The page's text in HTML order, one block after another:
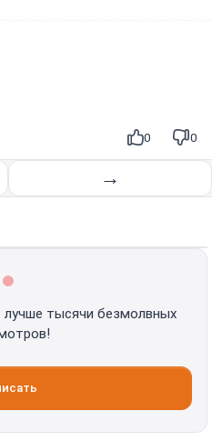
0 0
→
тысячи безмолвных